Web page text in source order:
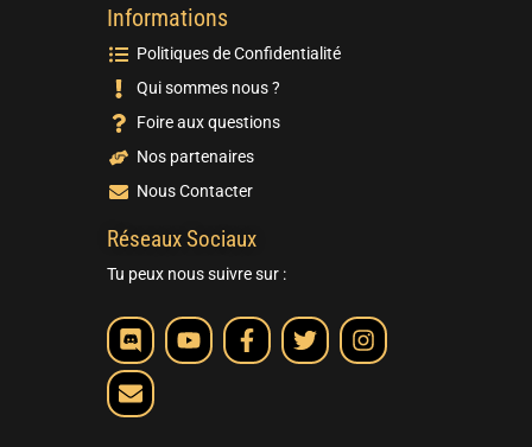
Informations
Politiques de Confidentialité
Qui sommes nous ?
Foire aux questions
Nos partenaires
Nous Contacter
Réseaux Sociaux
Tu peux nous suivre sur :